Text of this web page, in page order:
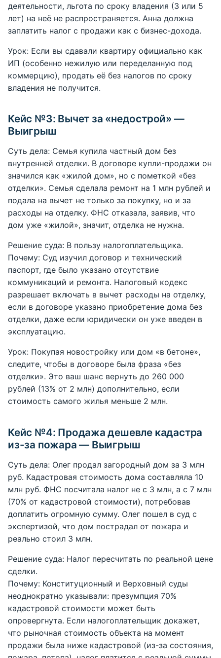
деятельности, льгота по сроку владения (3 или 5
лет) на неё не распространяется. Анна должна
заплатить налог с продажи как с бизнес-дохода.
Урок: Если вы сдавали квартиру официально как
ИП (особенно нежилую или переделанную под
коммерцию), продать её без налогов по сроку
владения не получится.
Кейс №3: Вычет за «недострой» —
Выигрыш
Суть дела: Семья купила частный дом без
внутренней отделки. В договоре купли-продажи он
значился как «жилой дом», но с пометкой «без
отделки». Семья сделала ремонт на 1 млн рублей и
подала на вычет не только за покупку, но и за
расходы на отделку. ФНС отказала, заявив, что
дом уже «жилой», значит, отделка не нужна.
Решение суда: В пользу налогоплательщика.
Почему: Суд изучил договор и технический
паспорт, где было указано отсутствие
коммуникаций и ремонта. Налоговый кодекс
разрешает включать в вычет расходы на отделку,
если в договоре указано приобретение дома без
отделки, даже если юридически он уже введен в
эксплуатацию.
Урок: Покупая новостройку или дом «в бетоне»,
следите, чтобы в договоре была фраза «без
отделки». Это ваш шанс вернуть до 260 000
рублей (13% от 2 млн) дополнительно, если
стоимость самого жилья меньше 2 млн.
Кейс №4: Продажа дешевле кадастра
из-за пожара — Выигрыш
Суть дела: Олег продал загородный дом за 3 млн
руб. Кадастровая стоимость дома составляла 10
млн руб. ФНС посчитала налог не с 3 млн, а с 7 млн
(70% от кадастровой стоимости), потребовав
доплатить огромную сумму. Олег пошел в суд с
экспертизой, что дом пострадал от пожара и
реально стоил 3 млн.
Решение суда: Налог пересчитать по реальной цене
сделки.
Почему: Конституционный и Верховный суды
неоднократно указывали: презумпция 70%
кадастровой стоимости может быть
опровергнута. Если налогоплательщик докажет,
что рыночная стоимость объекта на момент
продажи была ниже кадастровой (из-за состояния,